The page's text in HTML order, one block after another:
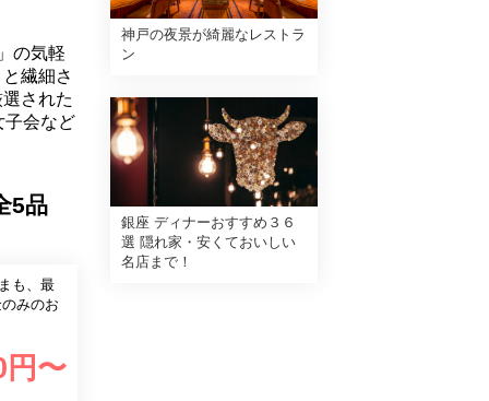
の気軽
繊細さ
された
子会など
5品
も、最
円〜
神戸の夜景が綺麗なレストラ
ン
銀座 ディナーおすすめ３６
選 隠れ家・安くておいしい
名店まで！